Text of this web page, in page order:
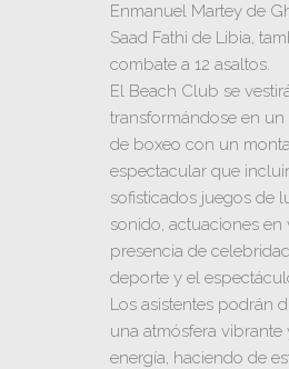
Enmanuel Martey de
Saad Fathi de Libia,
combate a 12 asaltos.
El Beach Club se
transformándose en
de boxeo con un
espectacular que
sofisticados juegos de
sonido, actuaciones en
presencia de
deporte y el
Los asistentes podrán
una atmósfera vibrante
energía, haciendo de